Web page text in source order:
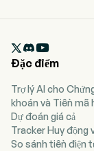

Đặc điểm
Trợ lý AI cho
khoán và Tiền mã
Dự đoán giá cả
Tracker Huy động
So sánh tiền điện